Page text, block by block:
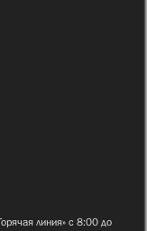
линия» с 8:00 до